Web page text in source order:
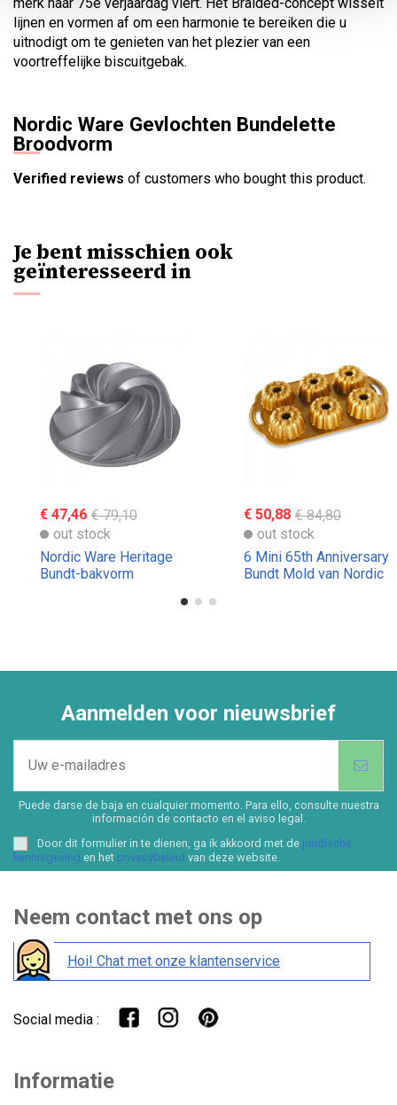
lijnen en vormen af ​​om een ​​harmonie te bereiken die u
uitnodigt om te genieten van het plezier van een
voortreffelijke biscuitgebak.
Nordic Ware Gevlochten Bundelette
Broodvorm
Verified reviews of customers who bought this product.
Je bent misschien ook
geïnteresseerd in
€ 47,46 € 79,10
out stock
Nordic Ware Heritage
Bundt-bakvorm
€ 50,88 € 84,80
out stock
6 Mini 65th Anniversary
Bundt Mold van Nordic
Aanmelden voor nieuwsbrief
Puede darse de baja en cualquier momento. Para ello, consulte nuestra
información de contacto en el aviso legal.
Door dit formulier in te dienen, ga ik akkoord met de juridische
kennisgeving en het privacybeleid van deze website.
Neem contact met ons op
Hoi! Chat met onze klantenservice
Social media :
Informatie